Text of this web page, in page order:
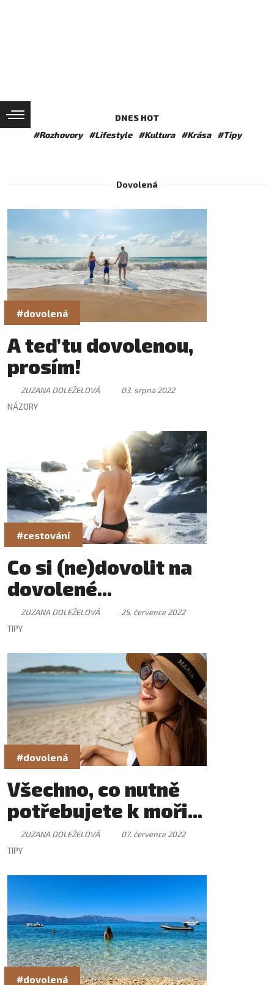
DNES HOT
#Rozhovory
#Lifestyle #Kultura #Krása #Tipy
Dovolená
#dovolená
A teď tu dovolenou,
prosím!
ZUZANA DOLEŽELOVÁ
03. srpna 2022
NÁZORY
#cestování
Co si (ne)dovolit na
dovolené...
ZUZANA DOLEŽELOVÁ
25. července 2022
TIPY
#dovolená
Všechno, co nutně
potřebujete k moři...
ZUZANA DOLEŽELOVÁ
07. července 2022
TIPY
#dovolená